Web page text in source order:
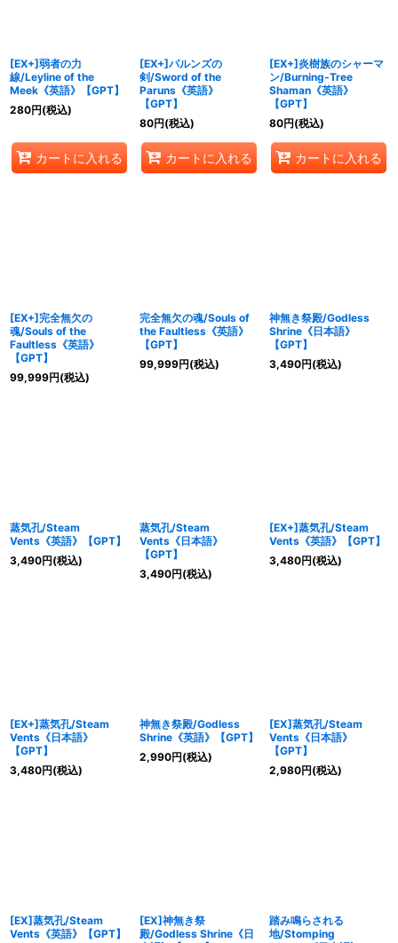
[EX+]弱者の力
線/Leyline of the
Meek《英語》【GPT】
280円(税込)
カートに入れる
[EX+]パルンズの
剣/Sword of the
Paruns《英語》
【GPT】
80円(税込)
カートに入れる
[EX+]炎樹族のシャーマ
ン/Burning-Tree
Shaman《英語》
【GPT】
80円(税込)
カートに入れる
[EX+]完全無欠の
魂/Souls of the
Faultless《英語》
【GPT】
99,999円(税込)
完全無欠の魂/Souls of
the Faultless《英語》
【GPT】
99,999円(税込)
神無き祭殿/Godless
Shrine《日本語》
【GPT】
3,490円(税込)
蒸気孔/Steam
Vents《英語》【GPT】
3,490円(税込)
蒸気孔/Steam
Vents《日本語》
【GPT】
3,490円(税込)
[EX+]蒸気孔/Steam
Vents《英語》【GPT】
3,480円(税込)
[EX+]蒸気孔/Steam
Vents《日本語》
【GPT】
3,480円(税込)
神無き祭殿/Godless
Shrine《英語》【GPT】
2,990円(税込)
[EX]蒸気孔/Steam
Vents《日本語》
【GPT】
2,980円(税込)
[EX]蒸気孔/Steam
Vents《英語》【GPT】
[EX]神無き祭
殿/Godless Shrine《日
踏み鳴らされる
地/Stomping